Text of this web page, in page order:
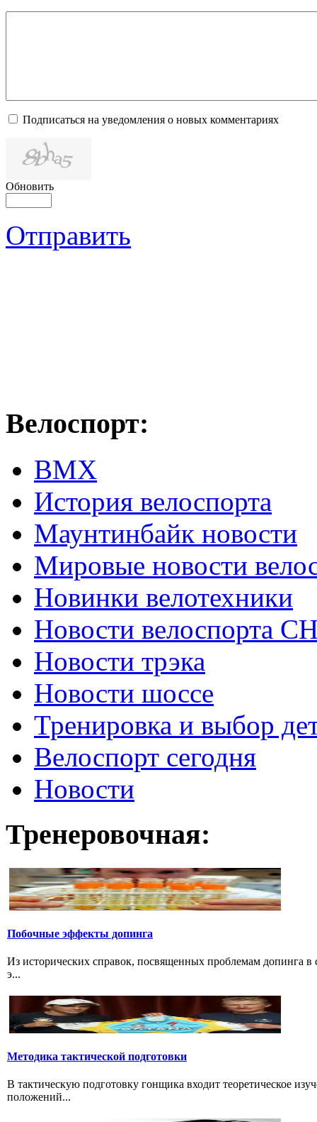
Подписаться на уведомления о новых комментариях
Обновить
Отправить
Велоспорт:
ВМХ
История велоспорта
Маунтинбайк новости
Мировые новости
Новинки велотехники
Новости велоспорта
Новости трэка
Новости шоссе
Тренировка и выбор
Велоспорт сегодня
Новости
Тренеровочная:
Побочные эффекты допинга
Из исторических справок, посвященных проблемам допинга в
э...
Методика тактической подготовки
В тактическую подготовку гонщика входит теоретическое
положений...